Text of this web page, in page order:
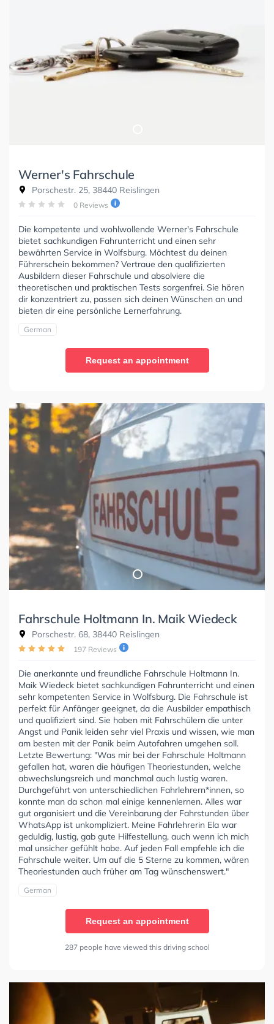
Werner's Fahrschule
Porschestr. 25, 38440 Reislingen
0 Reviews
Die kompetente und wohlwollende Werner's Fahrschule
bietet sachkundigen Fahrunterricht und einen sehr
bewährten Service in Wolfsburg. Möchtest du deinen
Führerschein bekommen? Vertraue den qualifizierten
Ausbildern dieser Fahrschule und absolviere die
theoretischen und praktischen Tests sorgenfrei. Sie hören
dir konzentriert zu, passen sich deinen Wünschen an und
bieten dir eine persönliche Lernerfahrung.
German
Request an appointment
Fahrschule Holtmann In. Maik Wiedeck
Porschestr. 68, 38440 Reislingen
197 Reviews
Die anerkannte und freundliche Fahrschule Holtmann In.
Maik Wiedeck bietet sachkundigen Fahrunterricht und einen
sehr kompetenten Service in Wolfsburg. Die Fahrschule ist
perfekt für Anfänger geeignet, da die Ausbilder empathisch
und qualifiziert sind. Sie haben mit Fahrschülern die unter
Angst und Panik leiden sehr viel Praxis und wissen, wie man
am besten mit der Panik beim Autofahren umgehen soll.
Letzte Bewertung: "Was mir bei der Fahrschule Holtmann
gefallen hat, waren die häufigen Theoriestunden, welche
abwechslungsreich und manchmal auch lustig waren.
Durchgeführt von unterschiedlichen Fahrlehrern*innen, so
konnte man da schon mal einige kennenlernen. Alles war
⁠gut organisiert und die⁠ Vereinbarung der Fahrstunden über
WhatsApp ist unkompliziert. Meine Fahrlehrerin Ela war
geduldig, lustig, gab gute Hilfestellung, auch wenn ich mich
mal unsicher gefühlt habe. Auf jeden Fall empfehle ich die
Fahrschule weiter. Um auf die 5 Sterne zu kommen, wären
Theoriestunden auch früher am Tag wünschenswert."
German
Request an appointment
287 people have viewed this driving school